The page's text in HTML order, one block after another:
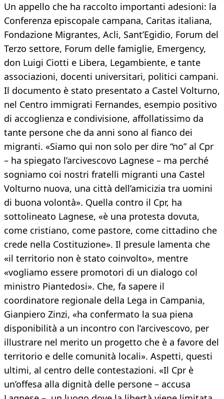
Un appello che ha raccolto importanti adesioni: la
Conferenza episcopale campana, Caritas italiana,
Fondazione Migrantes, Acli, Sant’Egidio, Forum del
Terzo settore, Forum delle famiglie, Emergency,
don Luigi Ciotti e Libera, Legambiente, e tante
associazioni, docenti universitari, politici campani.
Il documento è stato presentato a Castel Volturno,
nel Centro immigrati Fernandes, esempio positivo
di accoglienza e condivisione, affollatissimo da
tante persone che da anni sono al fianco dei
migranti. «Siamo qui non solo per dire “no” al Cpr
– ha spiegato l’arcivescovo Lagnese – ma perché
sogniamo coi nostri fratelli migranti una Castel
Volturno nuova, una città dell’amicizia tra uomini
di buona volontà». Quella contro il Cpr, ha
sottolineato Lagnese, «è una protesta dovuta,
come cristiano, come pastore, come cittadino che
crede nella Costituzione». Il presule lamenta che
«il territorio non è stato coinvolto», mentre
«vogliamo essere promotori di un dialogo col
ministro Piantedosi». Che, fa sapere il
coordinatore regionale della Lega in Campania,
Gianpiero Zinzi, «ha confermato la sua piena
disponibilità a un incontro con l’arcivescovo, per
illustrare nel merito un progetto che è a favore del
territorio e delle comunità locali». Aspetti, questi
ultimi, al centro delle contestazioni. «Il Cpr è
un’offesa alla dignità delle persone – accusa